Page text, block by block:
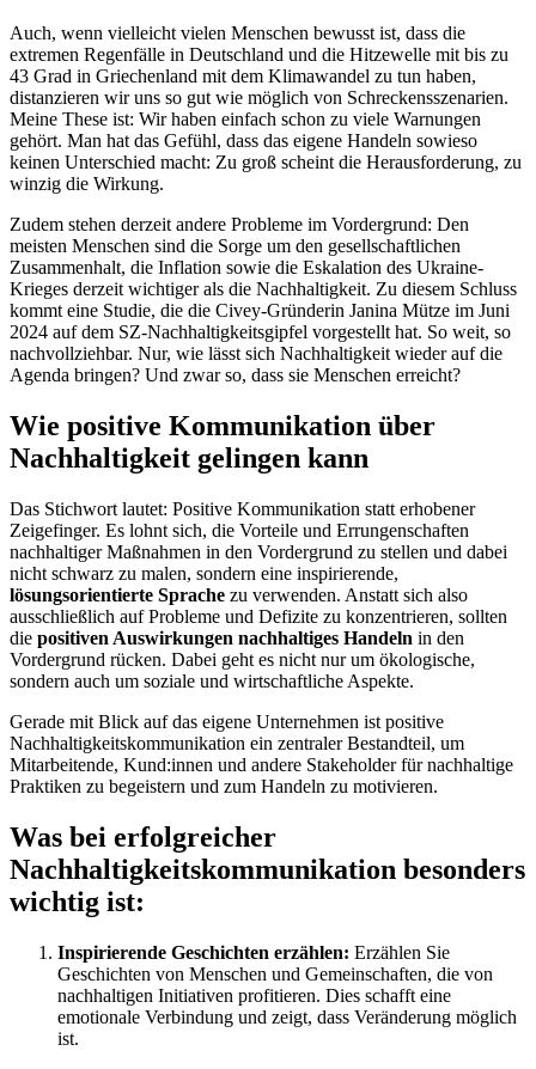
Auch, wenn vielleicht vielen Menschen bewusst ist, dass die
extremen Regenfälle in Deutschland und die Hitzewelle mit bis zu
43 Grad in Griechenland mit dem Klimawandel zu tun haben,
distanzieren wir uns so gut wie möglich von Schreckensszenarien.
Meine These ist: Wir haben einfach schon zu viele Warnungen
gehört. Man hat das Gefühl, dass das eigene Handeln sowieso
keinen Unterschied macht: Zu groß scheint die Herausforderung, zu
winzig die Wirkung.
Zudem stehen derzeit andere Probleme im Vordergrund: Den
meisten Menschen sind die Sorge um den gesellschaftlichen
Zusammenhalt, die Inflation sowie die Eskalation des Ukraine-
Krieges derzeit wichtiger als die Nachhaltigkeit. Zu diesem Schluss
kommt eine Studie, die die Civey-Gründerin Janina Mütze im Juni
2024 auf dem SZ-Nachhaltigkeitsgipfel vorgestellt hat. So weit, so
nachvollziehbar. Nur, wie lässt sich Nachhaltigkeit wieder auf die
Agenda bringen? Und zwar so, dass sie Menschen erreicht?
Wie positive Kommunikation über
Nachhaltigkeit gelingen kann
Das Stichwort lautet: Positive Kommunikation statt erhobener
Zeigefinger. Es lohnt sich, die Vorteile und Errungenschaften
nachhaltiger Maßnahmen in den Vordergrund zu stellen und dabei
nicht schwarz zu malen, sondern eine inspirierende,
lösungsorientierte Sprache zu verwenden. Anstatt sich also
ausschließlich auf Probleme und Defizite zu konzentrieren, sollten
die positiven Auswirkungen nachhaltiges Handeln in den
Vordergrund rücken. Dabei geht es nicht nur um ökologische,
sondern auch um soziale und wirtschaftliche Aspekte.
Gerade mit Blick auf das eigene Unternehmen ist positive
Nachhaltigkeitskommunikation ein zentraler Bestandteil, um
Mitarbeitende, Kund:innen und andere Stakeholder für nachhaltige
Praktiken zu begeistern und zum Handeln zu motivieren.
Was bei erfolgreicher
Nachhaltigkeitskommunikation besonders
wichtig ist:
Inspirierende Geschichten erzählen: Erzählen Sie
Geschichten von Menschen und Gemeinschaften, die von
nachhaltigen Initiativen profitieren. Dies schafft eine
emotionale Verbindung und zeigt, dass Veränderung möglich
ist.